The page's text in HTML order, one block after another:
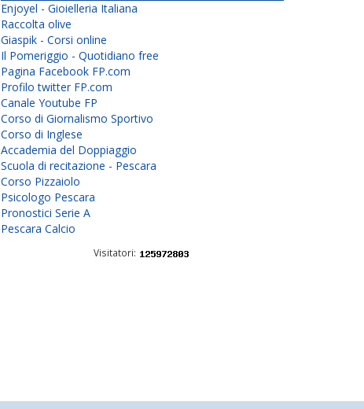
Enjoyel - Gioielleria Italiana
Raccolta olive
Giaspik - Corsi online
Il Pomeriggio - Quotidiano free
Pagina Facebook FP.com
Profilo twitter FP.com
Canale Youtube FP
Corso di Giornalismo Sportivo
Corso di Inglese
Accademia del Doppiaggio
Scuola di recitazione - Pescara
Corso Pizzaiolo
Psicologo Pescara
Pronostici Serie A
Pescara Calcio
Visitatori: